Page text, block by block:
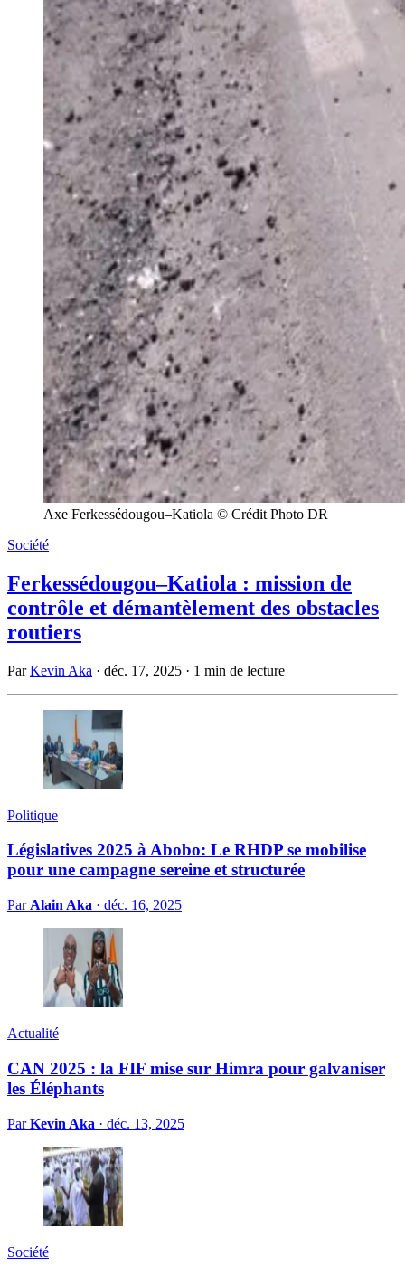
Axe Ferkessédougou–Katiola © Crédit Photo DR
Société
Ferkessédougou–Katiola : mission de
contrôle et démantèlement des obstacles
routiers
ParKevin Aka · déc. 17, 2025 · 1 min de lecture
Politique
Législatives 2025 à Abobo: Le RHDP se mobilise
pour une campagne sereine et structurée
Par Alain Aka · déc. 16, 2025
Actualité
CAN 2025 : la FIF mise sur Himra pour galvaniser
les Éléphants
ParKevin Aka · déc. 13, 2025
Société